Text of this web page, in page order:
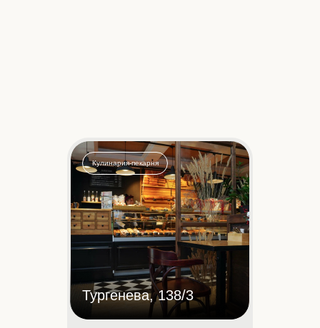
Тургенева, 138/3
Кулинария-пекарня